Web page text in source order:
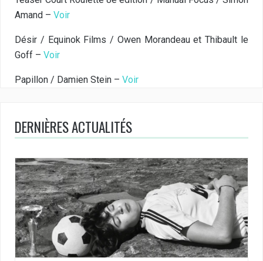
Amand – Voir
Désir / Equinok Films / Owen Morandeau et Thibault le
Goff – Voir
Papillon / Damien Stein – Voir
DERNIÈRES ACTUALITÉS